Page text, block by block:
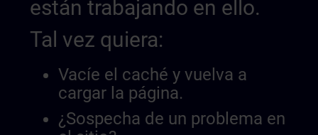
están trabajando en ello.
Tal vez quiera:
Vacíe el caché y vuelva a
cargar la página.
¿Sospecha de un problema en